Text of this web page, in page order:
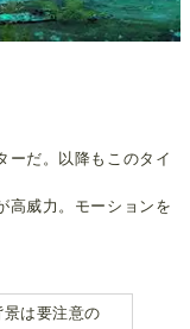
ーだ。以降もこのタイ
高威力。モーションを
は要注意の